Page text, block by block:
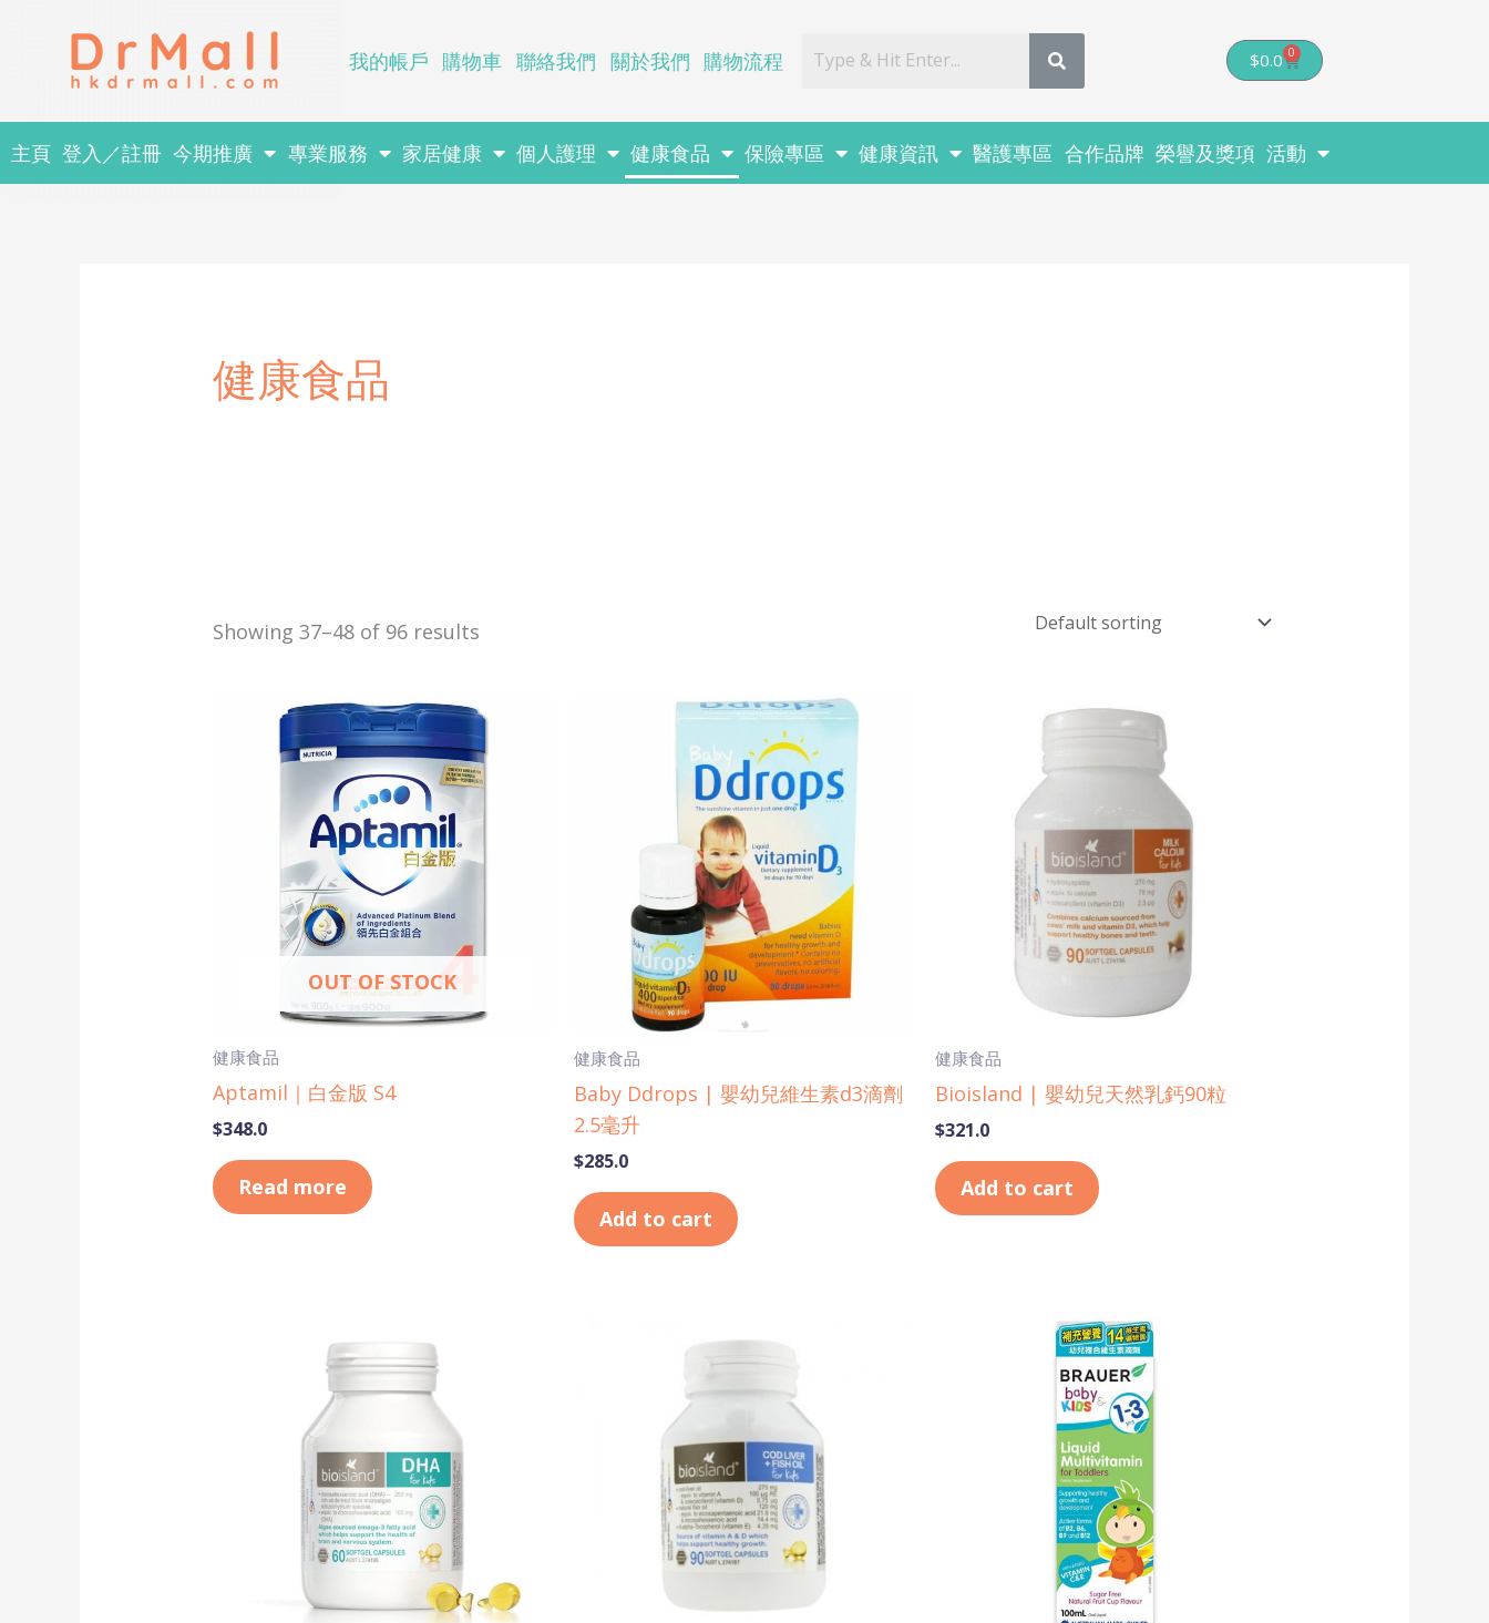
content
我的帳戶 購物車 聯絡我們 關於我們 購物流程 $0.0 0
Cart
主頁 登入／註冊 今期推廣 專業服務 家居健康 個人護理 健康食品 保險專區 健康資訊 醫護專區 合作品牌 榮譽及獎項 活動
健康食品
Showing 37–48 of 96 results
OUT OF STOCK
健康食品
Aptamil｜白金版 S4
$348.0
Read more
健康食品
Baby Ddrops | 嬰幼兒維生素d3滴劑
2.5毫升
$285.0
Add to cart
健康食品
Bioisland | 嬰幼兒天然乳鈣90粒
$321.0
Add to cart